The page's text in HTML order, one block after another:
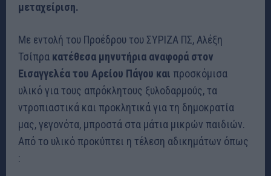
μεταχείριση.
Με εντολή του Προέδρου του ΣΥΡΙΖΑ ΠΣ, Αλέξη
Τσίπρα κατέθεσα μηνυτήρια αναφορά στον
Εισαγγελέα του Αρείου Πάγου και προσκόμισα
υλικό για τους απρόκλητους ξυλοδαρμούς, τα
ντροπιαστικά και προκλητικά για τη δημοκρατία
μας, γεγονότα, μπροστά στα μάτια μικρών παιδιών.
Από το υλικό προκύπτει η τέλεση αδικημάτων όπως
: